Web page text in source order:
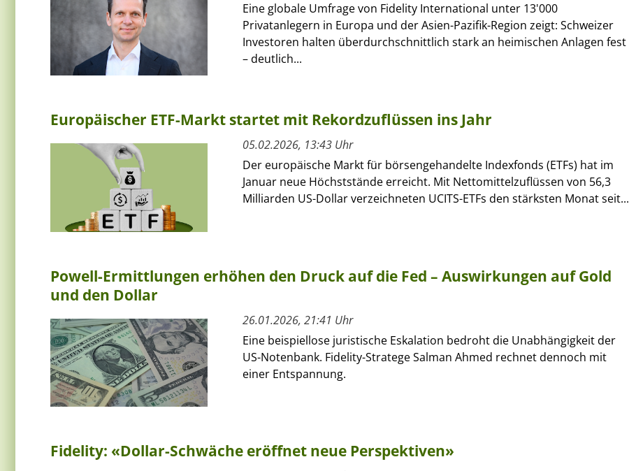
Eine globale Umfrage von Fidelity International unter 13'000
Privatanlegern in Europa und der Asien-Pazifik-Region zeigt: Schweizer
Investoren halten überdurchschnittlich stark an heimischen Anlagen fest
– deutlich...
Europäischer ETF-Markt startet mit Rekordzuflüssen ins Jahr
05.02.2026, 13:43 Uhr
Der europäische Markt für börsengehandelte Indexfonds (ETFs) hat im
Januar neue Höchststände erreicht. Mit Nettomittelzuflüssen von 56,3
Milliarden US-Dollar verzeichneten UCITS-ETFs den stärksten Monat seit...
Powell-Ermittlungen erhöhen den Druck auf die Fed – Auswirkungen auf Gold
und den Dollar
26.01.2026, 21:41 Uhr
Eine beispiellose juristische Eskalation bedroht die Unabhängigkeit der
US-Notenbank. Fidelity-Stratege Salman Ahmed rechnet dennoch mit
einer Entspannung.
Fidelity: «Dollar-Schwäche eröffnet neue Perspektiven»